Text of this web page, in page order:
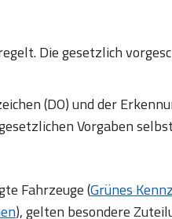
Die gesetzlich
(DO) und der
Vorgaben
Fahrzeuge (Grünes
), gelten besondere